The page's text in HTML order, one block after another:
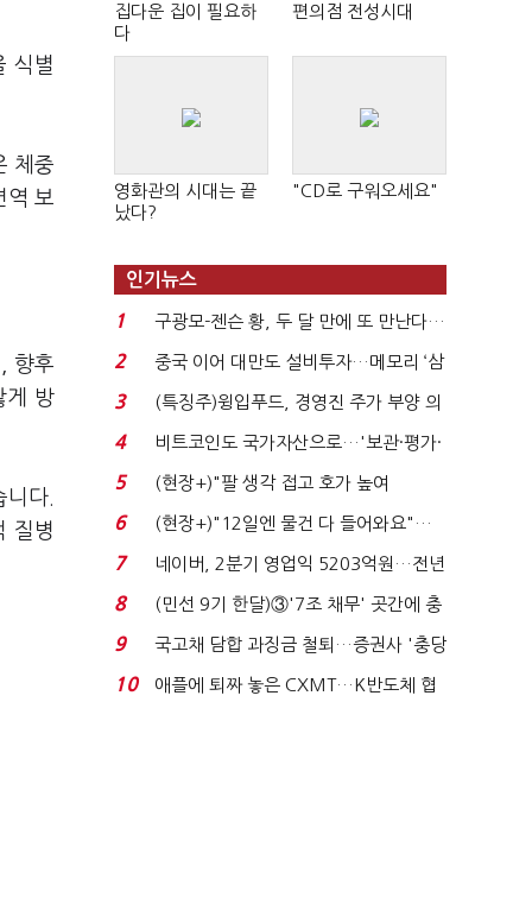
식별
체중
역 보
향후
게 방
다.
질병
집다운 집이 필요하
다
편의점 전성시대
영화관의 시대는 끝
났다?
"CD로 구워오세요"
인기뉴스
1
구광모-젠슨 황, 두 달 만에 또 만난다…
로봇·AI 등 논...
2
중국 이어 대만도 설비투자…메모리 ‘삼
국전쟁’
3
(특징주)윙입푸드, 경영진 주가 부양 의
지에 상한가...
4
비트코인도 국가자산으로…'보관·평가·
처분' 기준은 ...
5
(현장+)"팔 생각 접고 호가 높여
요"…'덜 똘똘한 한 채' 20...
6
(현장+)"12일엔 물건 다 들어와요"…
빈 매대 채우며 문 연 ...
7
네이버, 2분기 영업익 5203억원…전년
비 0.2% 감소...
8
(민선 9기 한달)③'7조 채무' 곳간에 충
격…추미애, 20년...
9
국고채 담합 과징금 철퇴…증권사 '충당
금 폭탄' 우려...
10
애플에 퇴짜 놓은 CXMT…K반도체 협